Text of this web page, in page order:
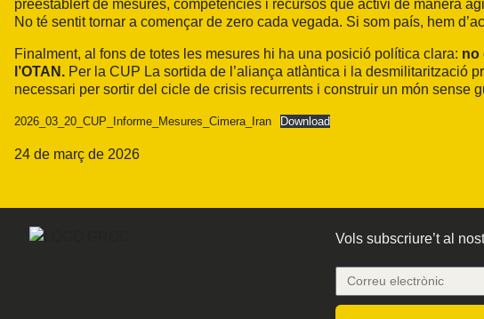
preestablert de mesures, competències i recursos que activi de manera
No té sentit tornar a començar de zero cada vegada. Si som país, hem
Finalment, al fons de totes les mesures hi ha una posició política clara: no
l’OTAN. Per la CUP La sortida de l’aliança atlàntica i la desmilitarització
necessari per sortir del cicle de crisis recurrents i construir un món sense
2026_03_20_CUP_Informe_Mesures_Cimera_Iran Download
24 de març de 2026
Vols subscriure’t al